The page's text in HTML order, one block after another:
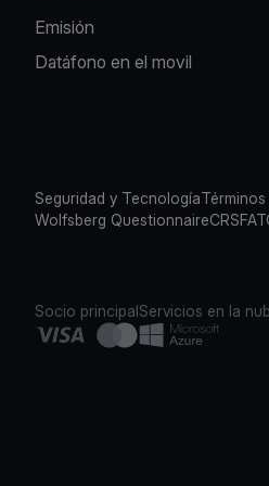
Emisión
Datáfono en el movil
Seguridad y Tecnología
Wolfsberg QuestionnaireCRS
Socio principalServicios en la